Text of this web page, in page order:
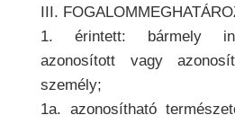
III.
1. érintett: bármely
azonosított vagy
személy;
1a. azonosítható